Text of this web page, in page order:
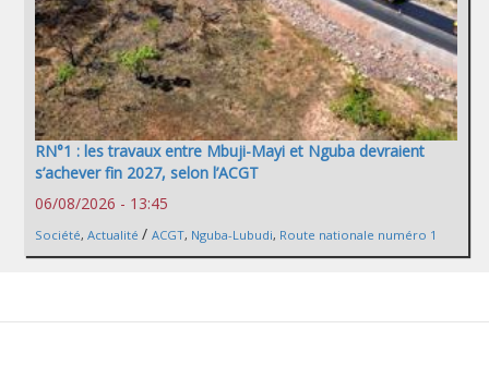
RN°1 : les travaux entre Mbuji-Mayi et Nguba devraient
s’achever fin 2027, selon l’ACGT
06/08/2026 - 13:45
Société, Actualité / ACGT, Nguba-Lubudi, Route nationale numéro 1